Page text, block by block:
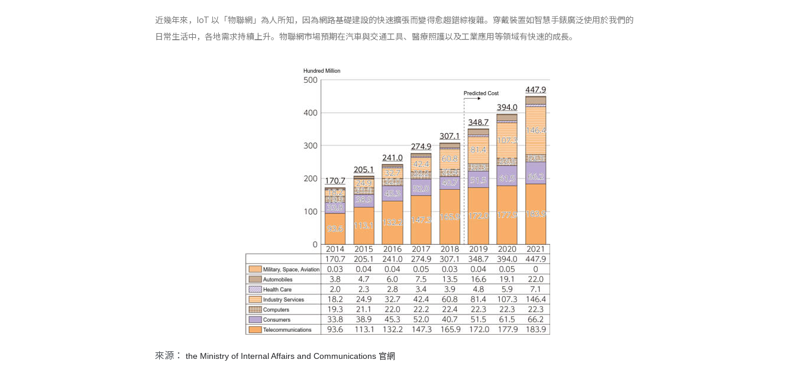
近幾年來，IoT 以「物聯網」為人所知，因為網路基礎建設的快速擴張而變得愈趨錯綜複雜。穿戴裝置如智慧手錶廣泛使用於我們的
日常生活中，各地需求持續上升。物聯網市場預期在汽車與交通工具、醫療照護以及工業應用等領域有快速的成長。
來源： the Ministry of Internal Affairs and Communications 官網